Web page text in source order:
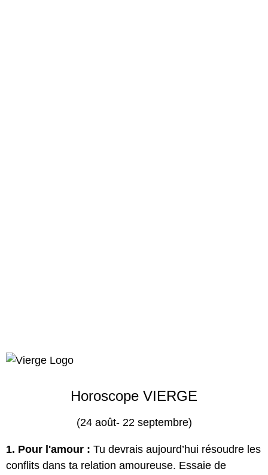
Horoscope VIERGE
(24 août- 22 septembre)
1. Pour l'amour : Tu devrais aujourd’hui résoudre les
conflits dans ta relation amoureuse. Essaie de